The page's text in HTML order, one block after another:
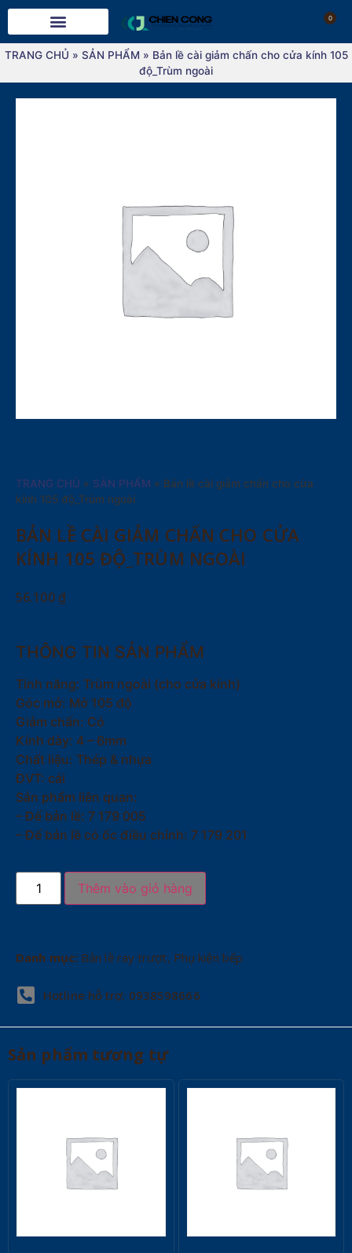
0
TRANG CHỦ » SẢN PHẨM » Bản lề cài giảm chấn cho cửa kính 105
độ_Trùm ngoài
TRANG CHỦ » SẢN PHẨM » Bản lề cài giảm chấn cho cửa
kính 105 độ_Trùm ngoài
BẢN LỀ CÀI GIẢM CHẤN CHO CỬA
KÍNH 105 ĐỘ_TRÙM NGOÀI
56.100 ₫
THÔNG TIN SẢN PHẨM
Tính năng: Trùm ngoài (cho cửa kính)
Góc mở: Mở 105 độ
Giảm chấn: Có
Kính dày: 4 – 6mm
Chất liệu: Thép & nhựa
ĐVT: cái
Sản phẩm liên quan:
– Đế bản lề: 7 179 005
– Đế bản lề có ốc điều chỉnh: 7 179 201
Thêm vào giỏ hàng
Danh mục: Bản lề ray trượt, Phụ kiện bếp
Hotline hỗ trợ: 0938598666
Sản phẩm tương tự